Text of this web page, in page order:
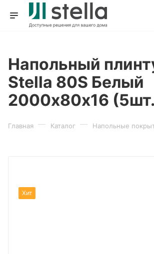
Напольный
Stella 80S Белый
2000х80х16
Главная — Каталог — Напольные
Хит